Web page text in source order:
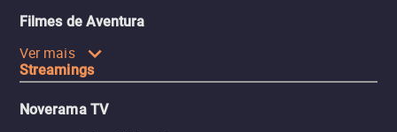
Filmes de Aventura
Ver mais
Streamings
Noverama TV